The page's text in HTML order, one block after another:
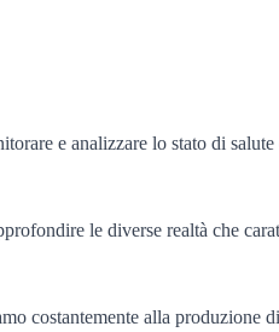
e analizzare lo stato di salute
le diverse realtà che
costantemente alla produzione di